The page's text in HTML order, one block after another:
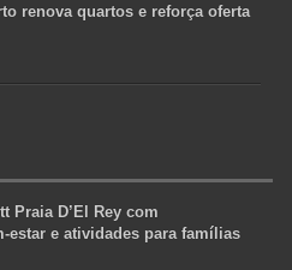
renova quartos e reforça oferta
Praia D’El Rey com
estar e atividades para famílias